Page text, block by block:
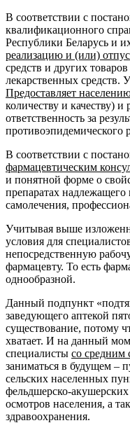
В соответствии с
квалификационного
Республики Беларусь и
реализацию и (или)
средств и других
лекарственных средств.
Предоставляет
количеству и качеству)
ответственность за
противоэпидемического
В соответствии с
фармацевтическим
и понятной форме о
препаратах
самолечения,
Учитывая выше
условия для
непосредственную
фармацевту. То есть
однообразной.
Данный подпункт
заведующего аптекой
существование, потому
хватает. И на данный
специалисты со средним
заниматься в будущем –
сельских населенных
фельдшерско-
осмотров населения, а
здравоохранения.